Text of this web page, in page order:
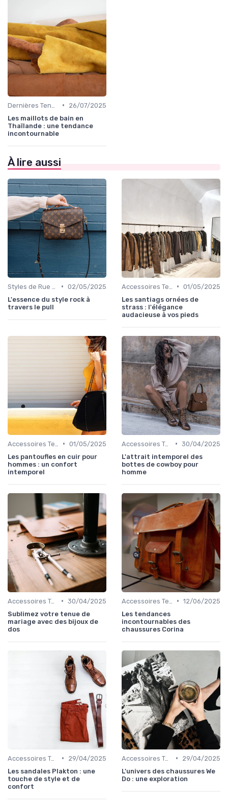
•
26/07/2025
Les maillots de bain en
Thaïlande : une tendance
incontournable
À lire aussi
• 02/05/2025
L'essence du style rock à
travers le pull
• 01/05/2025
Les santiags ornées de
strass : l'élégance
audacieuse à vos pieds
• 01/05/2025
Les pantoufles en cuir pour
hommes : un confort
intemporel
Accessoires Tendance • 30/04/2025
L'attrait intemporel des
bottes de cowboy pour
homme
Accessoires Tendance • 30/04/2025
Sublimez votre tenue de
mariage avec des bijoux de
dos
• 12/06/2025
Les tendances
incontournables des
chaussures Corina
Accessoires Tendance •
29/04/2025
Les sandales Plakton : une
touche de style et de
confort
Accessoires Tendance •
29/04/2025
L'univers des chaussures We
Do : une exploration